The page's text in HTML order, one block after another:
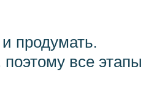
продумать.
все этапы